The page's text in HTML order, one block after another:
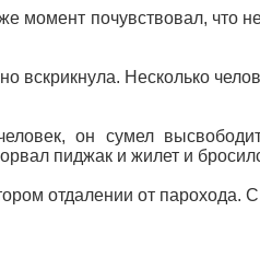
момент почувствовал, что
вскрикнула. Несколько
он сумел
пиджак и жилет и
отдалении от парохода.